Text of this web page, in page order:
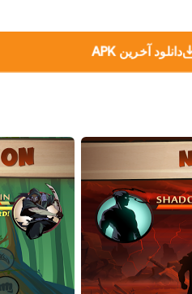
دانلود آخرین APK